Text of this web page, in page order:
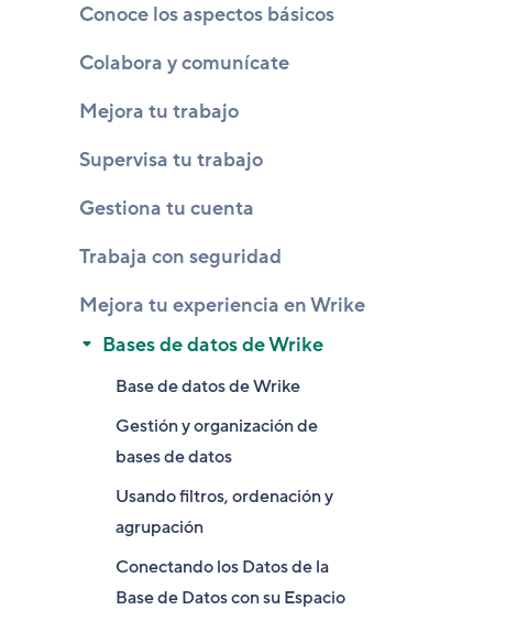
Conoce los aspectos básicos
Colabora y comunícate
Mejora tu trabajo
Supervisa tu trabajo
Gestiona tu cuenta
Trabaja con seguridad
Mejora tu experiencia en Wrike
Bases de datos de Wrike
Base de datos de Wrike
Gestión y organización de
bases de datos
Usando filtros, ordenación y
agrupación
Conectando los Datos de la
Base de Datos con su Espacio